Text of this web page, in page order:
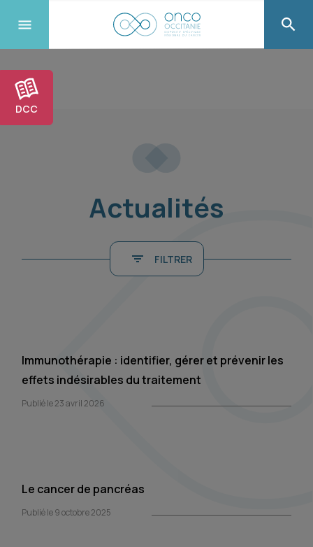
DCC
Actualités
FILTRER
Immunothérapie : identifier, gérer et prévenir les
effets indésirables du traitement
Publié le 23 avril 2026
Le cancer de pancréas
Publié le 9 octobre 2025